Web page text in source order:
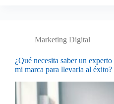
Marketing Digital
¿Qué necesita saber un
mi marca para llevarla al éxito?